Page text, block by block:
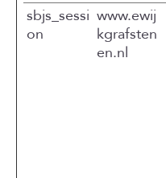
sbjs_sessi
on
www.ewij
kgrafsten
en.nl